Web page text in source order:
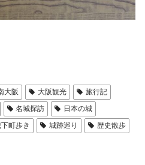
大阪 大阪観光
旅行記
名城探訪
日本の城
町歩き 城跡巡り
歴史散歩